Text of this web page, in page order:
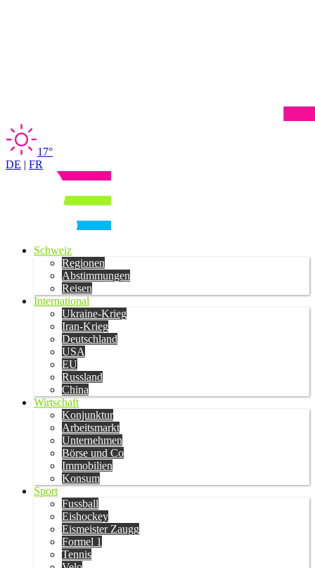
17°
DE | FR
Schweiz
Regionen
Abstimmungen
Reisen
International
Ukraine-Krieg
Iran-Krieg
Deutschland
USA
EU
Russland
China
Wirtschaft
Konjunktur
Arbeitsmarkt
Unternehmen
Börse und Co
Immobilien
Konsum
Sport
Fussball
Eishockey
Eismeister Zaugg
Formel 1
Tennis